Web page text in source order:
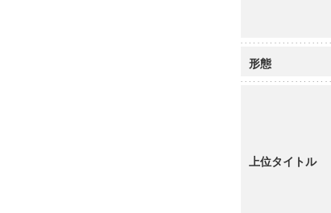
形態
上位タイトル